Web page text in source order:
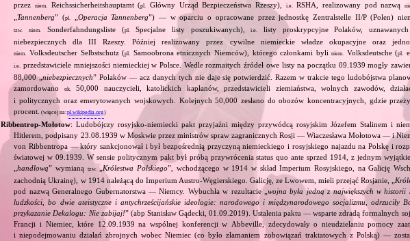
przezniem. Reichssicherheitshauptamt (pl. Główny Urząd Bezpieczeństwa Rzeszy), i.e. RSHA, realizowany pod nazwą
„Tannenberg” (pl. Operacja Tannenberg”) — w oparciu o opracowane przez jednostkę Zentralstelle II/P (Polen)
tzw. niem. Sonderfahndungsliste (pl. Specjalne listy poszukiwanych),i.e.
listy proskrypcyjne Polaków,
niebezpiecznych dla III Rzeszy. Później realizowany przez cywilne niemieckie władze okupacyjne oraz
niem. Volksdeutscher Selbstschutz (pl. Samoobrona etnicznych Niemców), którego członkami byliniem. Volksdeutsche (pl.
i.e. przedstawiciele mniejszości niemieckiej w Polsce. Wedle rozmaitych źródeł owe listy na początku 09.1939 mogły
88,000 „niebezpiecznych” Polaków — acz danych tych nie daje się potwierdzić. Razem w trakcie tego ludobójstwa
zamordowano
ok.
50,000 nauczycieli, katolickich kapłanów, przedstawicieli ziemiaństwa, wolnych zawodów,
i politycznych oraz emerytowanych wojskowych. Kolejnych 50,000 zesłano do obozów koncentracyjnych, gdzie
procent. (więcej na:pl.wikipedia.org)
Ribbentrop‐Mołotow: Ludobójczy rosyjsko‐niemiecki pakt przyjaźni między przywódcą rosyjskim Józefem Stalinem i
Hitlerem, podpisany 23.08.1939 w Moskwie przez ministrów spraw zagranicznych Rosji — Wiaczesława Mołotowa — i
von Ribbentropa — który sankcjonował i był bezpośrednią przyczyną niemieckiego i rosyjskiego najazdu na Polskę i
światowej w 09.1939. W sensie politycznym pakt był próbą przywrócenia status quo ante sprzed 1914, z jednym
„handlową” wymianą tzw. „ Królestwa Polskiego”, wchodzącego w 1914 w skład Imperium Rosyjskiego, na Galicję
zachodnią Ukrainę), w 1914 należącą do Imperium Austro‐Węgierskiego. Galicję, ze Lwowem, mieli przejąć Rosjanie, „
pod nazwą Generalnego Gubernatorstwa — Niemcy. Wybuchła w rezultacie „ wojna była jedną z największych w historii
ludzkości, bo dwie ateistyczne i antychrześcijańskie ideologie: narodowego i międzynarodowego socjalizmu, odrzuciły
przykazanie Dekalogu: Nie zabijaj!” (abp Stanisław Gądecki, 01.09.2019). Ustalenia paktu — wsparte zdradą formalnych
Francji i Niemiec, które 12.09.1939 na wspólnej konferencji w Abbeville, zdecydowały o nieudzielaniu pomocy
i niepodejmowaniu działań zbrojnych wobec Niemiec (co było złamaniem zobowiązań traktatowych z Polską) —